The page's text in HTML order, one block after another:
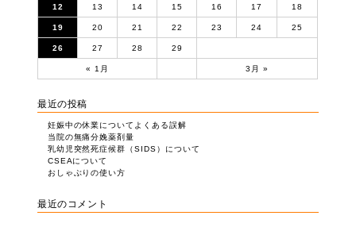
« 1月 3月 »
12 13 14 15 16 17 18
19 20 21 22 23 24 25
26 27 28 29
最近の投稿
妊娠中の休業についてよくある誤解
当院の無痛分娩薬剤量
乳幼児突然死症候群（SIDS）について
CSEAについて
おしゃぶりの使い方
最近のコメント